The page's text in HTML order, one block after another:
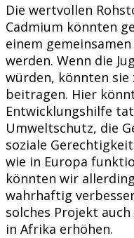
Die wertvollen
Cadmium könnten
einem
werden. Wenn die
würden, könnten
beitragen. Hier
Entwicklungshilfe
Umweltschutz, die
soziale
wie in Europa
könnten wir
wahrhaftig
solches Projekt
in Afrika erhöhen.